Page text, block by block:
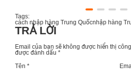
Tags:
cách nhập hàng Trung Quốcnhập hàng
TRẢ LỜI
Email của bạn sẽ không được hiển thị
được đánh dấu *
Tên *